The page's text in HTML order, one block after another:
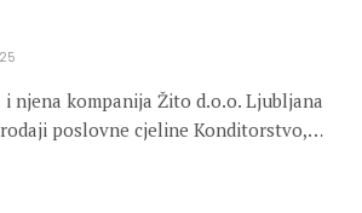
njena kompanija Žito d.o.o. Ljubljana
poslovne cjeline Konditorstvo,…